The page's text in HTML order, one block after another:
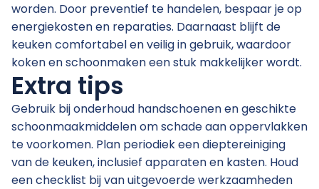
worden. Door preventief te handelen, bespaar je op
energiekosten en reparaties. Daarnaast blijft de
keuken comfortabel en veilig in gebruik, waardoor
koken en schoonmaken een stuk makkelijker wordt.
Extra tips
Gebruik bij onderhoud handschoenen en geschikte
schoonmaakmiddelen om schade aan oppervlakken
te voorkomen. Plan periodiek een dieptereiniging
van de keuken, inclusief apparaten en kasten. Houd
een checklist bij van uitgevoerde werkzaamheden